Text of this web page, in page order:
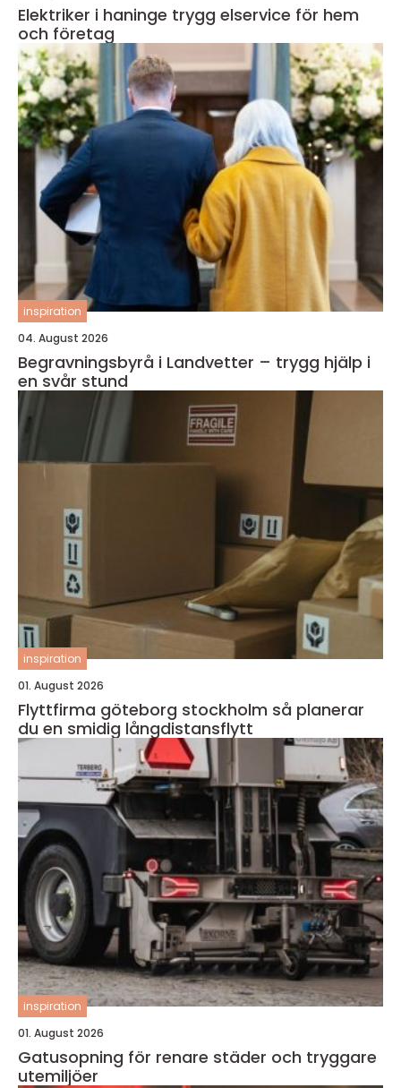
Elektriker i haninge trygg elservice för hem
och företag
inspiration
04. August 2026
Begravningsbyrå i Landvetter – trygg hjälp i
en svår stund
inspiration
01. August 2026
Flyttfirma göteborg stockholm så planerar
du en smidig långdistansflytt
inspiration
01. August 2026
Gatusopning för renare städer och tryggare
utemiljöer